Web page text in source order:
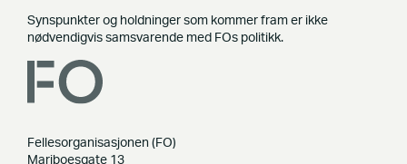
Synspunkter og holdninger som kommer fram er ikke
nødvendigvis samsvarende med FOs politikk.
Fellesorganisasjonen (FO)
Mariboesgate 13